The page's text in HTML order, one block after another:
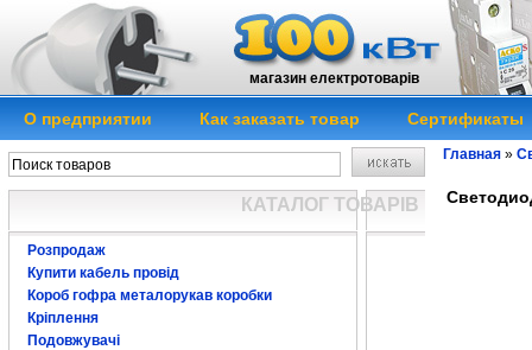
магазин електротоварів
О предприятии Как заказать товар Сертификаты
КАТАЛОГ ТОВАРІВ
Розпродаж
Купити кабель провід
Короб гофра металорукав коробки
Кріплення
Подовжувачі
Главная »